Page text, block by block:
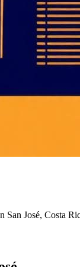
San José, Costa